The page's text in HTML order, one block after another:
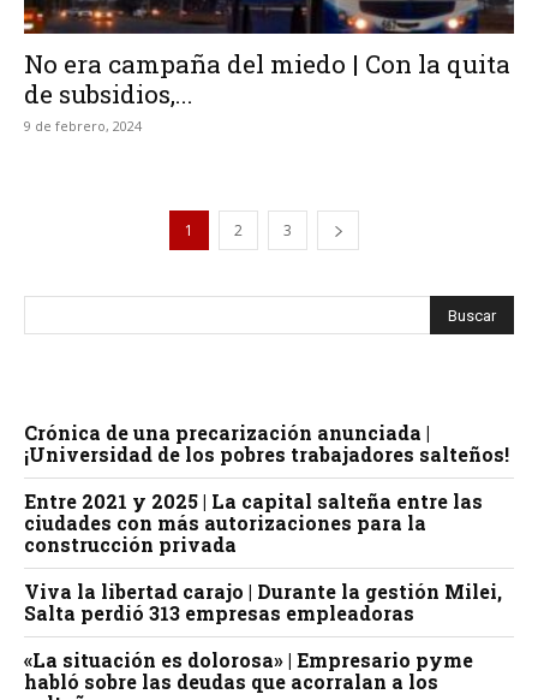
No era campaña del miedo | Con la quita
de subsidios,...
9 de febrero, 2024
1 2 3
Crónica de una precarización anunciada |
¡Universidad de los pobres trabajadores salteños!
Entre 2021 y 2025 | La capital salteña entre las
ciudades con más autorizaciones para la
construcción privada
Viva la libertad carajo | Durante la gestión Milei,
Salta perdió 313 empresas empleadoras
«La situación es dolorosa» | Empresario pyme
habló sobre las deudas que acorralan a los